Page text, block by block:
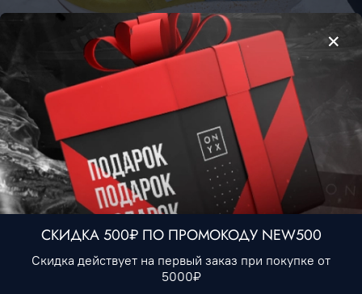
New Balance 997H v2 • Gold Gray
4 990 ₽
Нет в наличии
СКИДКА 500₽ ПО ПРОМОКОДУ NEW500
Скидка действует на первый заказ при покупке от
5000₽